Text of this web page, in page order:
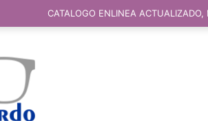
CATALOGO ENLINEA